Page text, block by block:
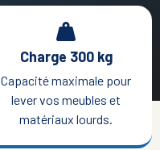
Charge 300 kg
Capacité maximale pour
lever vos meubles et
matériaux lourds.